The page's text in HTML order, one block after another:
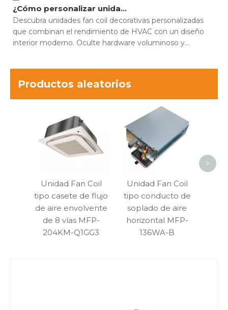
¿Cómo personalizar unidades fan coil decorativas para proyectos de construcción?
Descubra unidades fan coil decorativas personalizadas
que combinan el rendimiento de HVAC con un diseño
interior moderno. Oculte hardware voluminoso y
Productos aleatorios
Unidad Fan Coil
tipo casete de flujo
de aire envolvente
de 8 vías MFP-
204KM-Q1GG3
Unidad Fan Coil
tipo conducto de
soplado de aire
horizontal MFP-
136WA-B
>